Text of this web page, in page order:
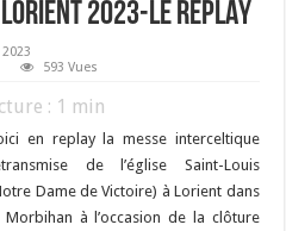
2023-LE REPLAY
593 Vues
: 1 min
en replay la messe interceltique
de l’église Saint-Louis
Dame de Victoire) à Lorient dans
Morbihan à l’occasion de la clôture